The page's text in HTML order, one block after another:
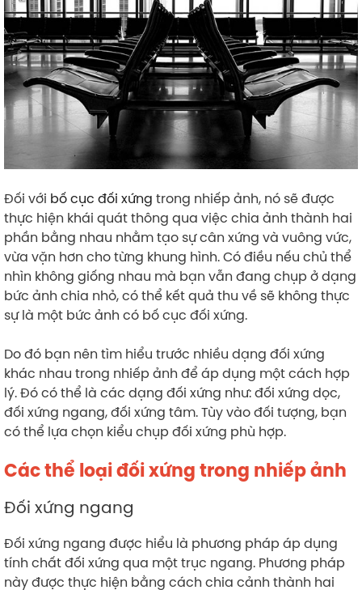
Đối với bố cục đối xứng trong nhiếp ảnh, nó sẽ được
thực hiện khái quát thông qua việc chia ảnh thành hai
phần bằng nhau nhằm tạo sự cân xứng và vuông vức,
vừa vặn hơn cho từng khung hình. Có điều nếu chủ thể
nhìn không giống nhau mà bạn vẫn đang chụp ở dạng
bức ảnh chia nhỏ, có thể kết quả thu về sẽ không thực
sự là một bức ảnh có bố cục đối xứng.
Do đó bạn nên tìm hiểu trước nhiều dạng đối xứng
khác nhau trong nhiếp ảnh để áp dụng một cách hợp
lý. Đó có thể là các dạng đối xứng như: đối xứng dọc,
đối xứng ngang, đối xứng tâm. Tùy vào đối tượng, bạn
có thể lựa chọn kiểu chụp đối xứng phù hợp.
Các thể loại đối xứng trong nhiếp ảnh
Đối xứng ngang
Đối xứng ngang được hiểu là phương pháp áp dụng
tính chất đối xứng qua một trục ngang. Phương pháp
này được thực hiện bằng cách chia cảnh thành hai